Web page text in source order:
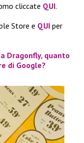
cliccate QUI.
Store e QUI per
Dragonfly, quanto
di Google?